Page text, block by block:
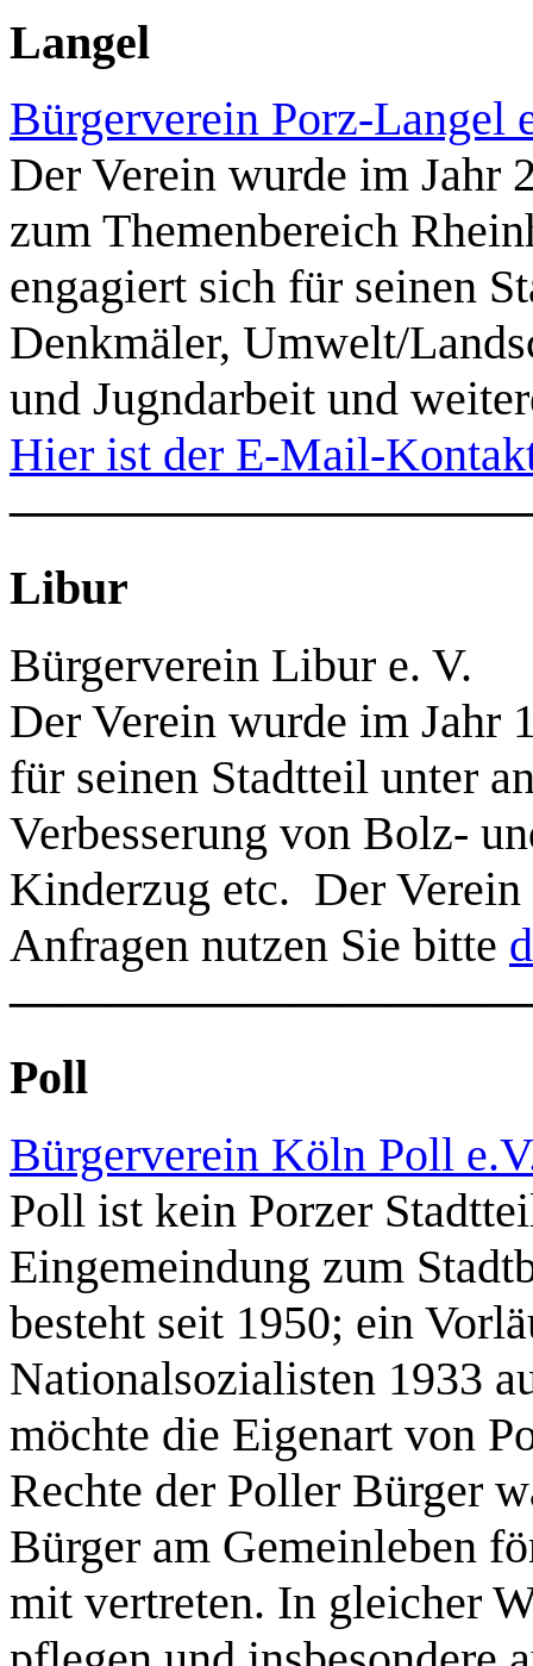
Langel
Bürgerverein Porz-Langel
Der Verein wurde im Jahr
zum Themenbereich
engagiert sich für seinen
Denkmäler, Umwelt/
und Jugndarbeit und
Hier ist der E-Mail-
Libur
Bürgerverein Libur e. V.
Der Verein wurde im Jahr
für seinen Stadtteil unter
Verbesserung von Bolz-
Kinderzug etc. Der
Anfragen nutzen Sie bitte
Poll
Bürgerverein Köln Poll
Poll ist kein Porzer
Eingemeindung zum
besteht seit 1950; ein
Nationalsozialisten 1933
möchte die Eigenart von
Rechte der Poller Bürger
Bürger am Gemeinleben
mit vertreten. In gleicher